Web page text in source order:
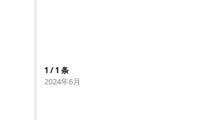
1 /1 条
2024年6月